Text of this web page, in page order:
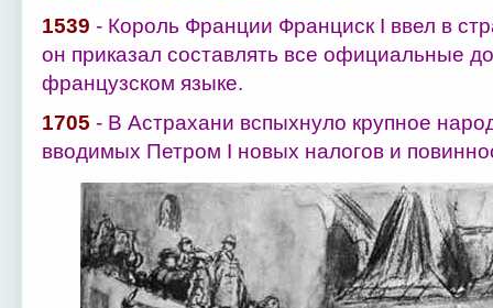
1539 - Король Франции Франциск I ввел в
он приказал составлять все официальные
французском языке.
1705 - В Астрахани вспыхнуло крупное
вводимых Петром I новых налогов и